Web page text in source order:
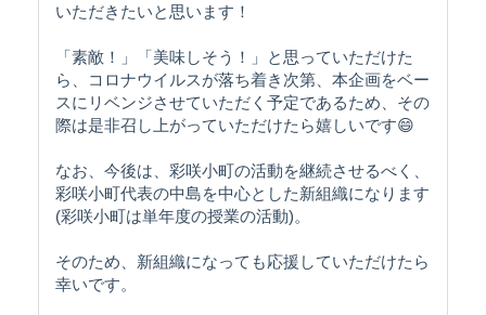
いただきたいと思います！
「素敵！」「美味しそう！」と思っていただけた
ら、コロナウイルスが落ち着き次第、本企画をベー
スにリベンジさせていただく予定であるため、その
際は是非召し上がっていただけたら嬉しいです😄
なお、今後は、彩咲小町の活動を継続させるべく、
彩咲小町代表の中島を中心とした新組織になります
(彩咲小町は単年度の授業の活動)。
そのため、新組織になっても応援していただけたら
幸いです。